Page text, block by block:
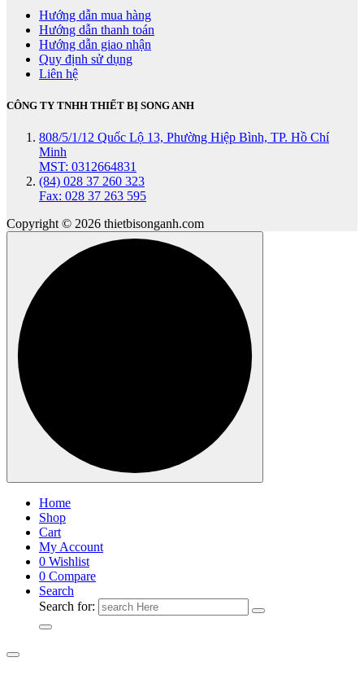
Hướng dẫn mua hàng
Hướng dẫn thanh toán
Hướng dẫn giao nhận
Quy định sử dụng
Liên hệ
CÔNG TY TNHH THIẾT BỊ SONG ANH
808/5/1/12 Quốc Lộ 13, Phường Hiệp Bình, TP. Hồ Chí
Minh
MST: 0312664831
(84) 028 37 260 323
Fax: 028 37 263 595
Copyright © 2026 thietbisonganh.com
Home
Shop
Cart
My Account
0 Wishlist
0 Compare
Search
Search for: